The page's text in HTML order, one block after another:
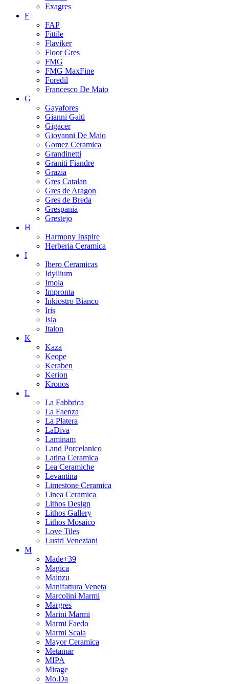
Exagres
F
FAP
Fittile
Flaviker
Floor Gres
FMG
FMG MaxFine
Foredil
Francesco De Maio
G
Gayafores
Gianni Gaiti
Gigacer
Giovanni De Maio
Gomez Ceramica
Grandinetti
Graniti Fiandre
Grazia
Gres Catalan
Gres de Aragon
Gres de Breda
Grespania
Grestejo
H
Harmony Inspire
Herberia Ceramica
I
Ibero Ceramicas
Idyllium
Imola
Impronta
Inkiostro Bianco
Iris
Isla
Italon
K
Kaza
Keope
Keraben
Kerion
Kronos
L
La Fabbrica
La Faenza
La Platera
LaDiva
Laminam
Land Porcelanico
Latina Ceramica
Lea Ceramiche
Levantina
Limestone Ceramica
Linea Ceramica
Lithos Design
Lithos Gallery
Lithos Mosaico
Love Tiles
Lustri Veneziani
M
Made+39
Magica
Mainzu
Manifattura Veneta
Marcolini Marmi
Margres
Marini Marmi
Marmi Faedo
Marmi Scala
Mayor Ceramica
Metamar
MIPA
Mirage
Mo.Da